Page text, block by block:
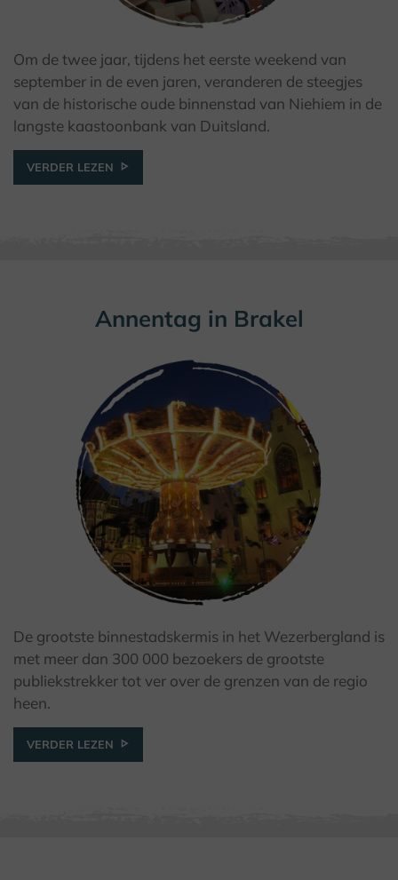
© Kulturland Kreis Höxter / K. Krajewski
Om de twee jaar, tijdens het eerste weekend van
september in de even jaren, veranderen de steegjes
van de historische oude binnenstad van Niehiem in de
langste kaastoonbank van Duitsland.
VERDER LEZEN
Annentag in Brakel
© Stadt Brakel
De grootste binnestadskermis in het Wezerbergland is
met meer dan 300 000 bezoekers de grootste
publiekstrekker tot ver over de grenzen van de regio
heen.
VERDER LEZEN